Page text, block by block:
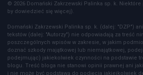
© 2026 Domański Zakrzewski Palinka sp. k.
by dowiedzieć się więcej).
Domański Zakrzewski Palinka sp. k. (dalej: "DZP")
tekstów (dalej: "Autorzy") nie odpowiadają za treść
poszczególnych wpisów w zakresie, w jakim
doznać szkody majątkowej lub niemajątkowej,
podejmując) jakiekolwiek czynności na podstawie
blogu. Treść bloga nie stanowi opinii prawnej ani
i nie może być podstawą do podjęcia jakiejkolwiek